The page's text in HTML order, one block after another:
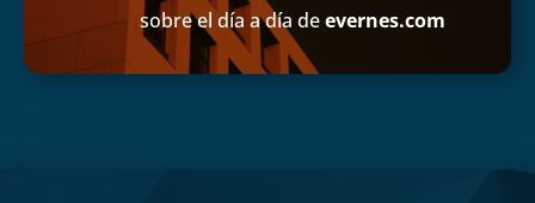
sobre el día a día deevernes.com